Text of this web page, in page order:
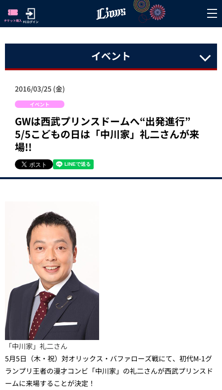
イベント
2016/03/25 (金)
イベント
GWは西武プリンスドームへ“出発進行”
5/5こどもの日は「中川家」礼二さんが来
場!!
「中川家」礼二さん
5月5日（木・祝）対オリックス・バファローズ戦にて、初代M-1グ
ランプリ王者の漫才コンビ「中川家」の礼二さんが西武プリンスド
ームに来場することが決定！